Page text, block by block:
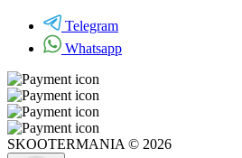
Telegram
Whatsapp
SKOOTERMANIA © 2026